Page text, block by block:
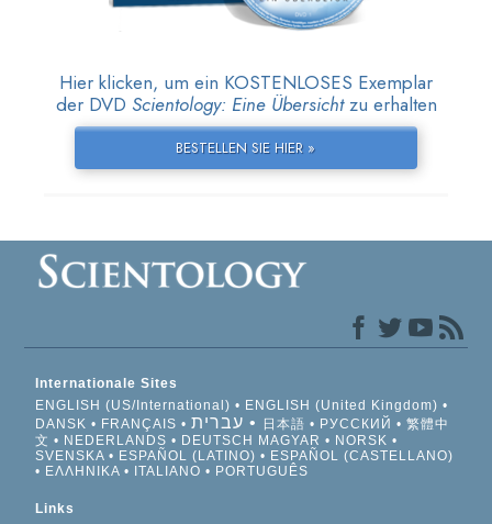
Hier klicken, um ein KOSTENLOSES Exemplar
der DVD Scientology: Eine Übersichtzu erhalten
BESTELLEN SIE HIER »
Internationale Sites
ENGLISH (US/International)
ENGLISH (United Kingdom)
DANSK
FRANÇAIS עברית 日本語 РУССКИЙ
繁體中
文
NEDERLANDS DEUTSCH MAGYAR
NORSK
SVENSKA
ESPAÑOL (LATINO)
ESPAÑOL (CASTELLANO)
ΕΛΛΗΝΙΚA
ITALIANO PORTUGUÊS
Links